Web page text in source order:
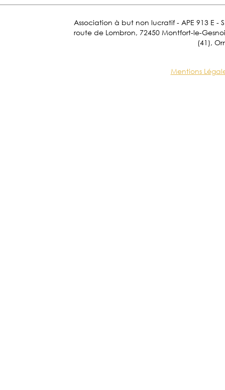
Association à but non lucratif - APE 913 E -
route de Lombron, 72450 Montfort-le-
(41),
Mentions